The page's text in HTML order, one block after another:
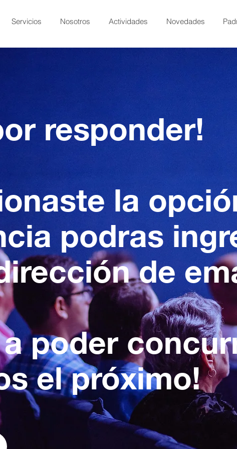
Servicios Nosotros Actividades Novedades
responder!
la
podras
de
a poder
el próximo!